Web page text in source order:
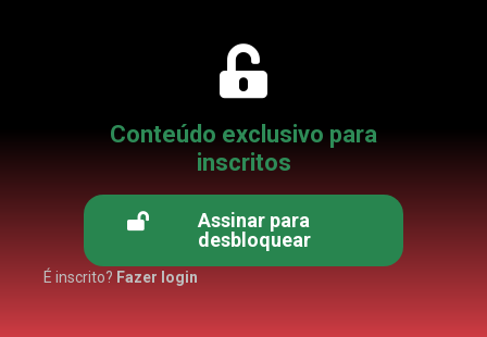
Conteúdo exclusivo para
inscritos
Assinar para
desbloquear
É inscrito? Fazer login